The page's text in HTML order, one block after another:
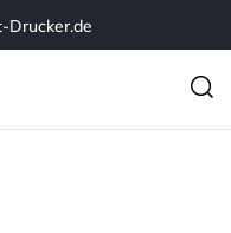
Drucker.de